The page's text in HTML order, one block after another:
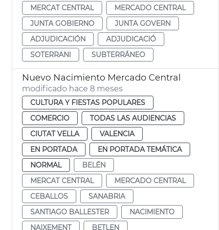
MERCAT CENTRAL
MERCADO CENTRAL
JUNTA GOBIERNO
JUNTA GOVERN
ADJUDICACIÓN
ADJUDICACIÓ
SOTERRANI
SUBTERRÁNEO
Nuevo Nacimiento Mercado Central
modificado hace 8 meses
CULTURA Y FIESTAS POPULARES
COMERCIO
TODAS LAS AUDIENCIAS
CIUTAT VELLA
VALENCIA
EN PORTADA
EN PORTADA TEMÁTICA
NORMAL
BELÉN
MERCAT CENTRAL
MERCADO CENTRAL
CEBALLOS
SANABRIA
SANTIAGO BALLESTER
NACIMIENTO
NAIXEMENT
BETLEN